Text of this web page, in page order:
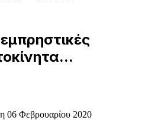
06 Φεβρουαρίου 2020